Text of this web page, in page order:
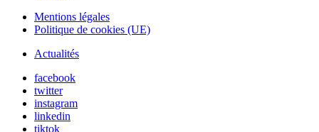
Mentions légales
Politique de cookies (UE)
Actualités
facebook
twitter
instagram
linkedin
tiktok